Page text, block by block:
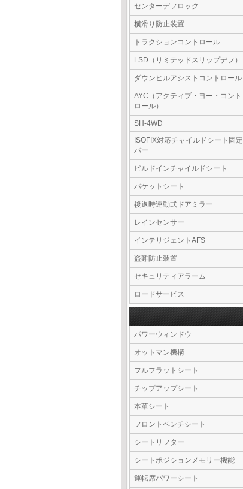
センターデフロック
横滑り防止装置
トラクションコントロール
LSD（リミテッドスリップデフ）
ダウンヒルアシストコントロール
AYC（アクティブ・ヨー・コント
ロール）
SH-4WD
ISOFIX対応チャイルドシート固定
バー
ビルドインチャイルドシート
バケットシート
後退時連動式ドアミラー
レインセンサー
インテリジェントAFS
盗難防止装置
セキュリティアラーム
ロードサービス
パワーウィンドウ
オットマン機構
フルフラットシート
チップアップシート
本革シート
フロントベンチシート
シートリフター
シートポジションメモリー機能
運転席パワーシート